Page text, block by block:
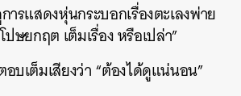
ารแสดงหุ่นกระบอกเรื่องตะเลงพ่าย
ษยกฤต เต็มเรื่อง หรือเปล่า”
บเต็มเสียงว่า “ต้องได้ดูแน่นอน”